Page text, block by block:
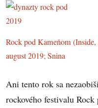
Rock pod Kameňom
august 2019; Snina
Ani tento rok sa
rockového festivalu